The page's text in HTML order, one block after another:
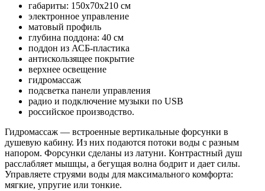
габариты: 150x70x210 см
электронное управление
матовый профиль
глубина поддона: 40 см
поддон из АСБ-пластика
антискользящее покрытие
верхнее освещение
гидромассаж
подсветка панели управления
радио и подключение музыки по USB
российское производство.
Гидромассаж — встроенные вертикальные форсунки в
душевую кабину. Из них подаются потоки воды с разным
напором. Форсунки сделаны из латуни. Контрастный душ
расслабляет мышцы, а бегущая волна бодрит и дает силы.
Управляете струями воды для максимального комфорта:
мягкие, упругие или тонкие.